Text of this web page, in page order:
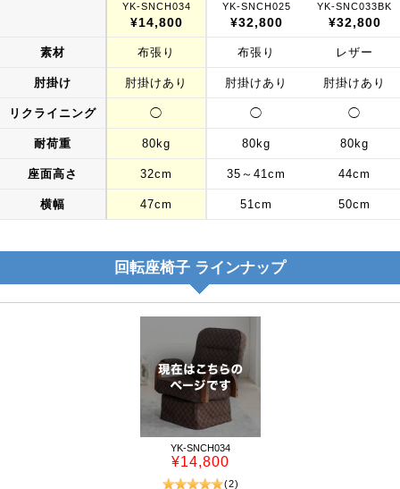
素材
肘掛け
リクライニング
耐荷重
座面高さ
横幅
YK-SNCH034
¥14,800
布張り
肘掛けあり
◯
80kg
32cm
47cm
YK-SNCH025
¥32,800
布張り
肘掛けあり
◯
80kg
35～41cm
51cm
YK-SNC033BK
¥32,800
レザー
肘掛けあり
◯
80kg
44cm
50cm
回転座椅子 ラインナップ
YK-SNCH034
¥14,800
(2)